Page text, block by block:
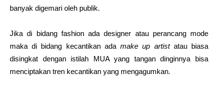
banyak digemari oleh publik.
Jika di bidang fashion ada designer atau perancang mode
maka di bidang kecantikan adamake up artistatau biasa
disingkat dengan istilah MUA yang tangan dinginnya bisa
menciptakan tren kecantikan yang mengagumkan.